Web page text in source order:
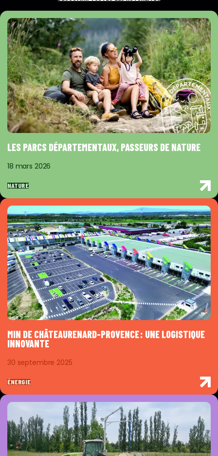
LES PARCS DÉPARTEMENTAUX, PASSEURS DE NATURE
18 mars 2026
NATURE
MIN DE CHÂTEAURENARD-PROVENCE : UNE LOGISTIQUE
INNOVANTE
30 septembre 2025
ÉNERGIE